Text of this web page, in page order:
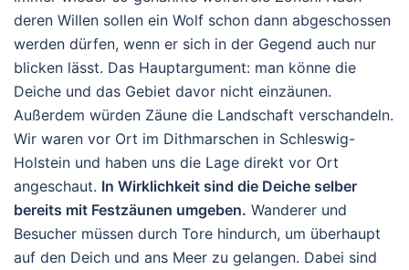
deren Willen sollen ein Wolf schon dann abgeschossen
werden dürfen, wenn er sich in der Gegend auch nur
blicken lässt. Das Hauptargument: man könne die
Deiche und das Gebiet davor nicht einzäunen.
Außerdem würden Zäune die Landschaft verschandeln.
Wir waren vor Ort im Dithmarschen in Schleswig-
Holstein und haben uns die Lage direkt vor Ort
angeschaut. In Wirklichkeit sind die Deiche selber
bereits mit Festzäunen umgeben. Wanderer und
Besucher müssen durch Tore hindurch, um überhaupt
auf den Deich und ans Meer zu gelangen. Dabei sind